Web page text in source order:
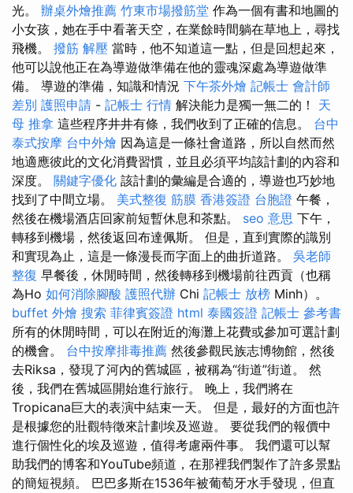
光。 辦桌外燴推薦 竹東市場撥筋堂 作為一個有書和地圖的
小女孩，她在手中看著天空，在業餘時間躺在草地上，尋找
飛機。 撥筋 解壓 當時，他不知道這一點，但是回想起來，
他可以說他正在為導遊做準備在他的靈魂深處為導遊做準
備。 導遊的準備，知識和情況 下午茶外燴 記帳士 會計師
差別 護照申請 - 記帳士 行情 解決能力是獨一無二的！ 天
母 推拿 這些程序井井有條，我們收到了正確的信息。 台中
泰式按摩 台中外燴 因為這是一條社會道路，所以自然而然
地適應彼此的文化消費習慣，並且必須平均該計劃的內容和
深度。 關鍵字優化 該計劃的彙編是合適的，導遊也巧妙地
找到了中間立場。 美式整復 筋膜 香港簽證 台胞證 午餐，
然後在機場酒店回家前短暫休息和茶點。 seo 意思 下午，
轉移到機場，然後返回布達佩斯。 但是，直到實際的識別
和實現為止，這是一條漫長而字面上的曲折道路。 吳老師
整復 早餐後，休閒時間，然後轉移到機場前往西貢（也稱
為Ho 如何消除腳酸 護照代辦 Chi 記帳士 放榜 Minh）。
buffet 外燴 搜索 菲律賓簽證 html 泰國簽證 記帳士 參考書
所有的休閒時間，可以在附近的海灘上花費或參加可選計劃
的機會。 台中按摩排毒推薦 然後參觀民族志博物館，然後
去Riksa，發現了河內的舊城區，被稱為“街道”街道。 然
後，我們在舊城區開始進行旅行。 晚上，我們將在
Tropicana巨大的表演中結束一天。 但是，最好的方面也許
是根據您的壯觀特徵來計劃埃及巡遊。 要從我們的報價中
進行個性化的埃及巡遊，值得考慮兩件事。 我們還可以幫
助我們的博客和YouTube頻道，在那裡我們製作了許多景點
的簡短視頻。 巴巴多斯在1536年被葡萄牙水手發現，但直